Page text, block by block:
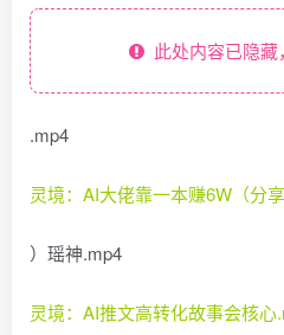
此处内容已隐藏
.mp4
灵境：AI大佬靠一本赚6W（分
）瑶神.mp4
灵境：AI推文高转化故事会核心